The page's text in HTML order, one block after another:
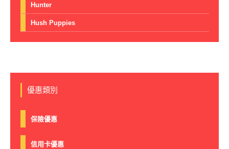
Hunter
Hush Puppies
優惠類別
保險優惠
信用卡優惠